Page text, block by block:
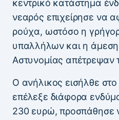
κεντρικό κατάστημα
νεαρός επιχείρησε να
ρούχα, ωστόσο η
υπαλλήλων και η
Αστυνομίας απέτρεψαν
Ο ανήλικος εισήλθε
επέλεξε διάφορα
230 ευρώ, προσπάθησε